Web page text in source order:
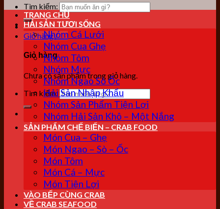
Tìm kiếm:
Giỏ hàng /0₫
Giỏ hàng
Chưa có sản phẩm trong giỏ hàng.
Tìm kiếm:
TRANG CHỦ
HẢI SẢN TƯƠI SỐNG
Nhóm Cá Lưới
Nhóm Cua Ghẹ
Nhóm Tôm
Nhóm Mực
Nhóm Ngao Sò Ốc
Hải Sản Nhập Khẩu
Nhóm Sản Phẩm Tiện Lợi
Nhóm Hải Sản Khô – Một Nắng
SẢN PHẨM CHẾ BIẾN – CRAB FOOD
Món Cua – Ghẹ
Món Ngao – Sò – Ốc
Món Tôm
Món Cá – Mực
Món Tiện Lợi
VÀO BẾP CÙNG CRAB
VỀ CRAB SEAFOOD